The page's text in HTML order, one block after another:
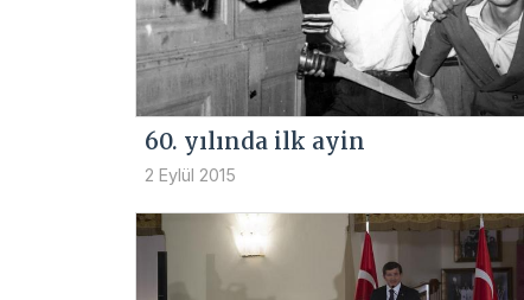
60. yılında ilk ayin
2 Eylül 2015